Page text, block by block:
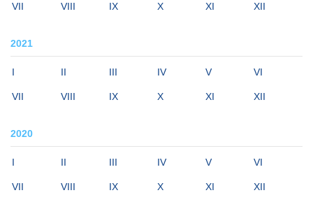
VII VIII IX X XI XII
2021
I II III IV V VI
VII VIII IX X XI XII
2020
I II III IV V VI
VII VIII IX X XI XII